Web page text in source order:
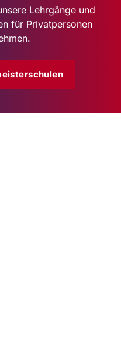
Lehrgänge und
für Privatpersonen